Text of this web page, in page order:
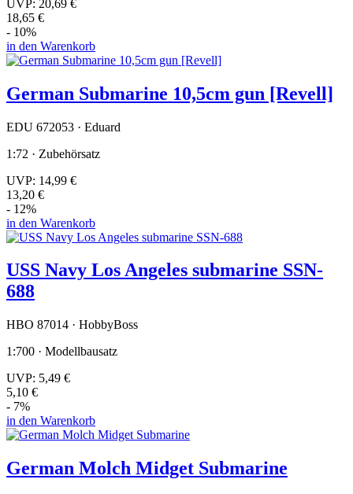
UVP: 20,69 €
18,65 €
- 10%
in den Warenkorb
German Submarine 10,5cm gun [Revell]
EDU 672053 · Eduard
1:72 · Zubehörsatz
UVP: 14,99 €
13,20 €
- 12%
in den Warenkorb
USS Navy Los Angeles submarine SSN-
688
HBO 87014 · HobbyBoss
1:700 · Modellbausatz
UVP: 5,49 €
5,10 €
- 7%
in den Warenkorb
German Molch Midget Submarine